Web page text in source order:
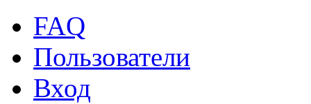
FAQ
Пользователи
Вход